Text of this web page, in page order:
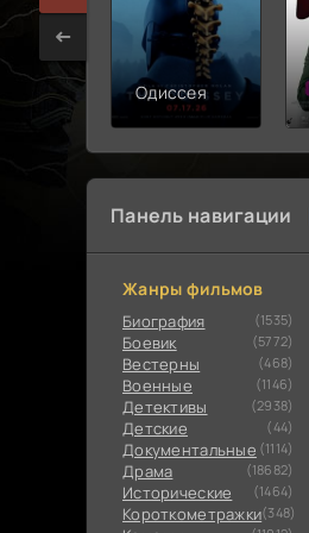
Одиссея
Панель навигации
Жанры фильмов
Биография (1535)
Боевик (5772)
Вестерны (468)
Военные (1146)
Детективы (2938)
Детские (44)
Документальные (1114)
Драма (18682)
Исторические (1464)
Короткометражки(348)